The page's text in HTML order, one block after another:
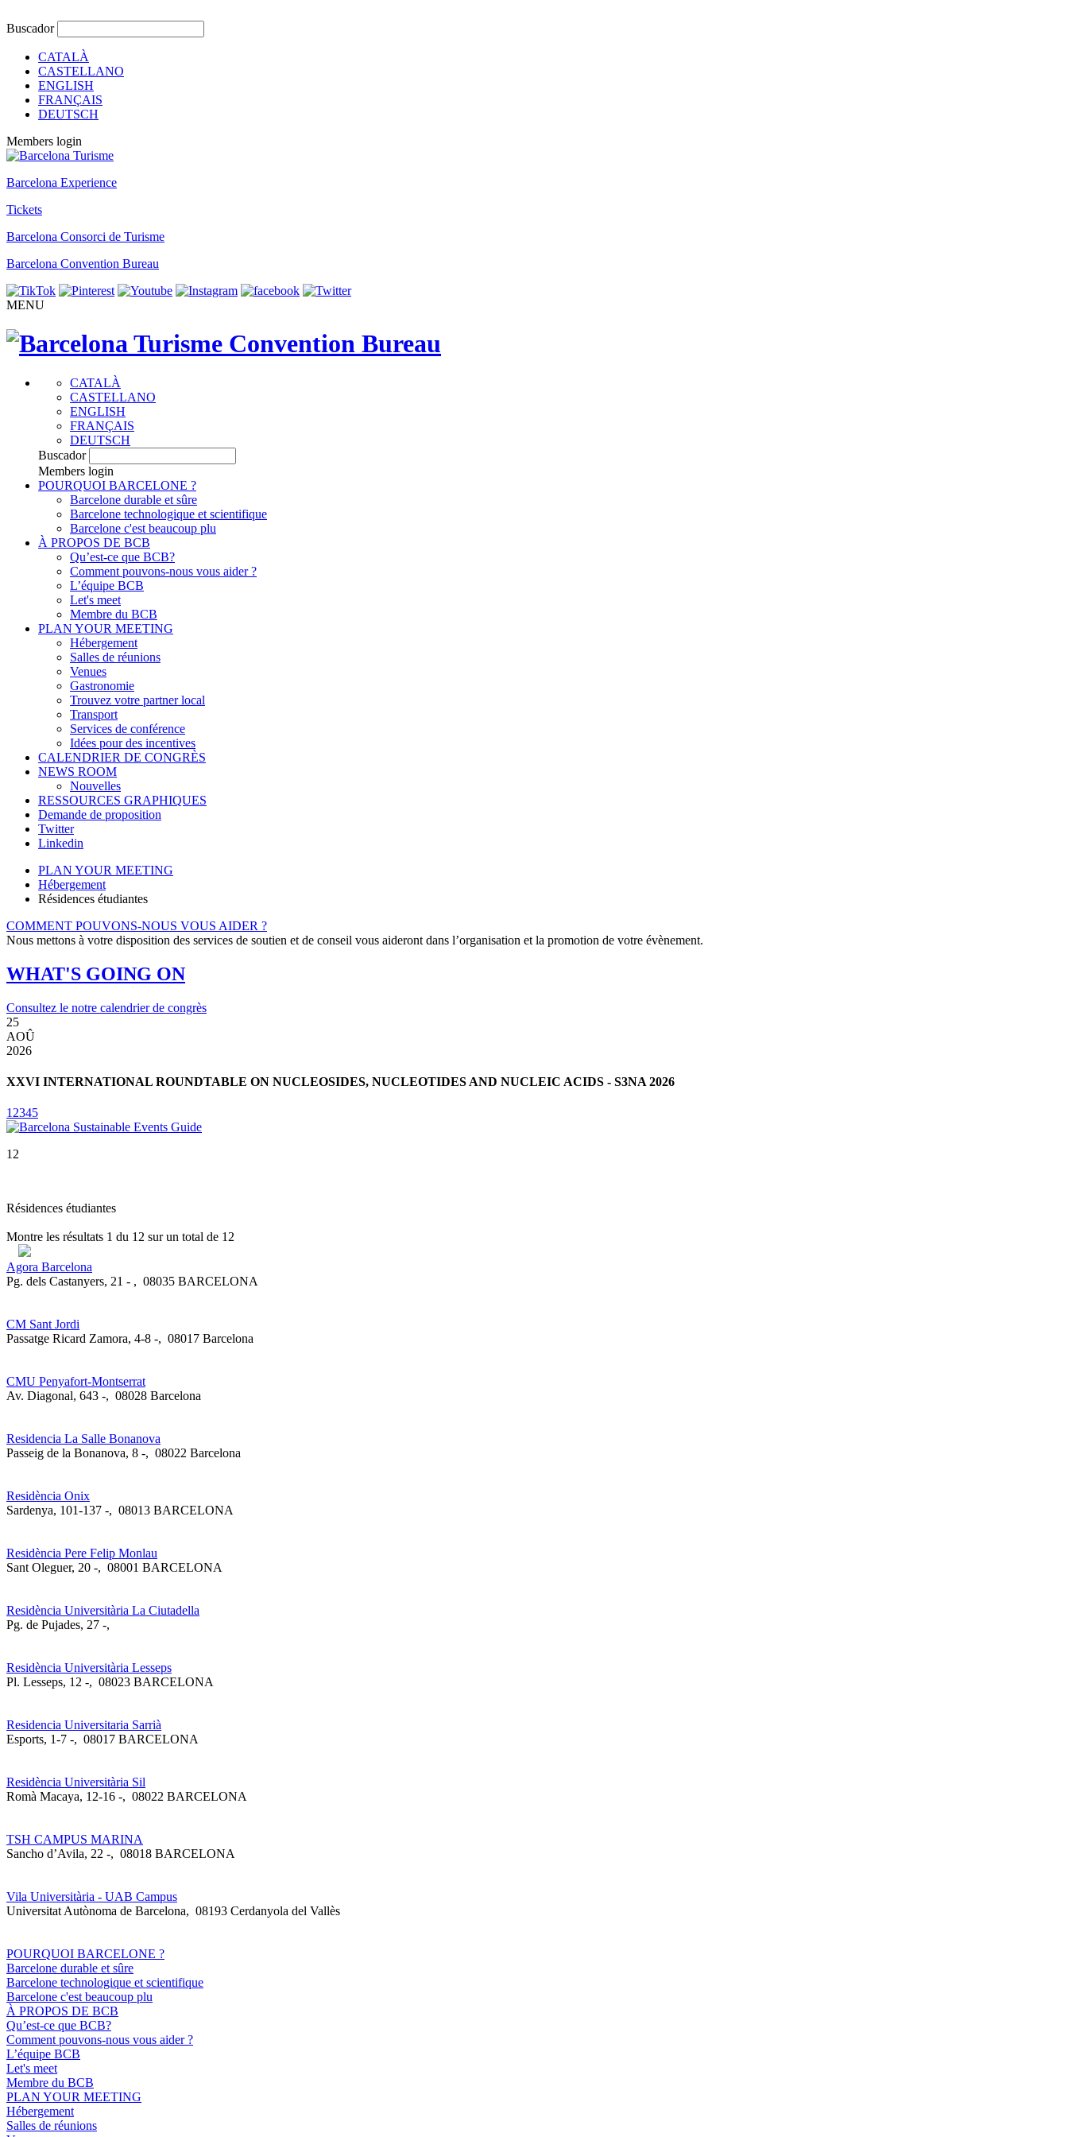
Buscador
CATALÀ
CASTELLANO
ENGLISH
FRANÇAIS
DEUTSCH
Members login
Barcelona Experience
Tickets
Barcelona Consorci de Turisme
Barcelona Convention Bureau
MENU
CATALÀ
CASTELLANO
ENGLISH
FRANÇAIS
DEUTSCH
Buscador
Members login
POURQUOI BARCELONE ?
Barcelone durable et sûre
Barcelone technologique et scientifique
Barcelone c'est beaucoup plu
À PROPOS DE BCB
Qu’est-ce que BCB?
Comment pouvons-nous vous aider ?
L’équipe BCB
Let's meet
Membre du BCB
PLAN YOUR MEETING
Hébergement
Salles de réunions
Venues
Gastronomie
Trouvez votre partner local
Transport
Services de conférence
Idées pour des incentives
CALENDRIER DE CONGRÈS
NEWS ROOM
Nouvelles
RESSOURCES GRAPHIQUES
Demande de proposition
Twitter
Linkedin
PLAN YOUR MEETING
Hébergement
Résidences étudiantes
COMMENT POUVONS-NOUS VOUS AIDER ?
Nous mettons à votre disposition des services de soutien et de conseil vous aideront dans l’organisation et la promotion de votre évènement.
WHAT'S GOING ON
Consultez le notre calendrier de congrès
25
AOÛ
2026
XXVI INTERNATIONAL ROUNDTABLE ON NUCLEOSIDES, NUCLEOTIDES AND NUCLEIC ACIDS - S3NA 2026
1 2345
12
Résidences étudiantes
Montre les résultats 1 du 12 sur un total de 12
Agora Barcelona
Pg. dels Castanyers, 21 - , 08035 BARCELONA
CM Sant Jordi
Passatge Ricard Zamora, 4-8 -, 08017 Barcelona
CMU Penyafort-Montserrat
Av. Diagonal, 643 -, 08028 Barcelona
Residencia La Salle Bonanova
Passeig de la Bonanova, 8 -, 08022 Barcelona
Residència Onix
Sardenya, 101-137 -, 08013 BARCELONA
Residència Pere Felip Monlau
Sant Oleguer, 20 -, 08001 BARCELONA
Residència Universitària La Ciutadella
Pg. de Pujades, 27 -,
Residència Universitària Lesseps
Pl. Lesseps, 12 -, 08023 BARCELONA
Residencia Universitaria Sarrià
Esports, 1-7 -, 08017 BARCELONA
Residència Universitària Sil
Romà Macaya, 12-16 -, 08022 BARCELONA
TSH CAMPUS MARINA
Sancho d’Avila, 22 -, 08018 BARCELONA
Vila Universitària - UAB Campus
Universitat Autònoma de Barcelona, 08193 Cerdanyola del Vallès
POURQUOI BARCELONE ?
Barcelone durable et sûre
Barcelone technologique et scientifique
Barcelone c'est beaucoup plu
À PROPOS DE BCB
Qu’est-ce que BCB?
Comment pouvons-nous vous aider ?
L’équipe BCB
Let's meet
Membre du BCB
PLAN YOUR MEETING
Hébergement
Salles de réunions